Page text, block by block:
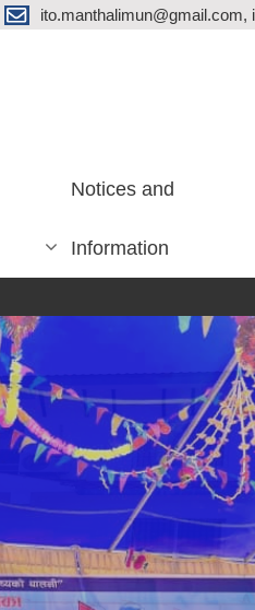
ito.manthalimun@gmail.com,
Notices and
Information